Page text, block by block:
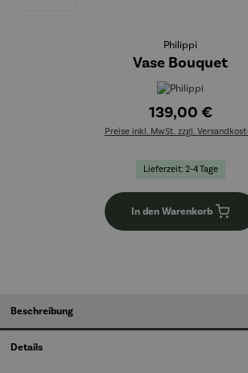
Philippi
Vase Bouquet
139,00 €
Preise inkl. MwSt. zzgl.
Lieferzeit: 2-4 Tage
In den Warenkorb
Beschreibung
Details